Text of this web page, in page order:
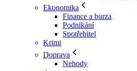
Ekonomika
Finance a burza
Podnikání
Spotřebitel
Krimi
Doprava
Nehody